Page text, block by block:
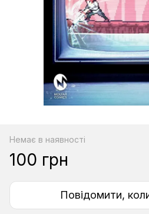
Немає в наявності
100 грн
Повідомити,